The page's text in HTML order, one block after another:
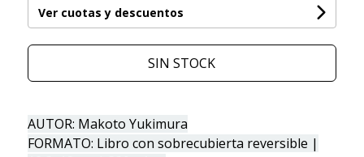
Ver cuotas y descuentos
SIN STOCK
AUTOR: Makoto Yukimura
FORMATO: Libro con sobrecubierta reversible |